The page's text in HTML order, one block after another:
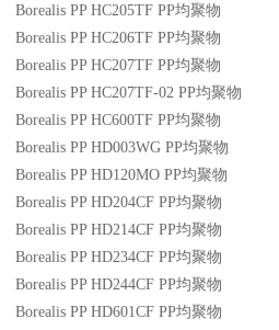
Borealis PP HC205TF PP均聚物
Borealis PP HC206TF PP均聚物
Borealis PP HC207TF PP均聚物
Borealis PP HC207TF-02 PP均聚物
Borealis PP HC600TF PP均聚物
Borealis PP HD003WG PP均聚物
Borealis PP HD120MO PP均聚物
Borealis PP HD204CF PP均聚物
Borealis PP HD214CF PP均聚物
Borealis PP HD234CF PP均聚物
Borealis PP HD244CF PP均聚物
Borealis PP HD601CF PP均聚物